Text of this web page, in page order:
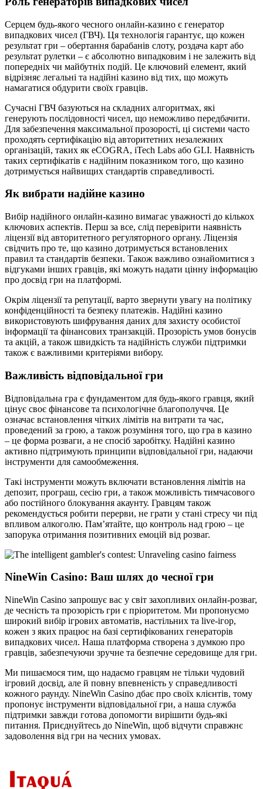
Серцем будь-якого чесного онлайн-казино є генератор
випадкових чисел (ГВЧ). Ця технологія гарантує, що кожен
результат гри – обертання барабанів слоту, роздача карт або
результат рулетки – є абсолютно випадковим і не залежить від
попередніх чи майбутніх подій. Це ключовий елемент, який
відрізняє легальні та надійні казино від тих, що можуть
намагатися обдурити своїх гравців.
Сучасні ГВЧ базуються на складних алгоритмах, які
генерують послідовності чисел, що неможливо передбачити.
Для забезпечення максимальної прозорості, ці системи часто
проходять сертифікацію від авторитетних незалежних
організацій, таких як eCOGRA, iTech Labs або GLI. Наявність
таких сертифікатів є надійним показником того, що казино
дотримується найвищих стандартів справедливості.
Як вибрати надійне казино
Вибір надійного онлайн-казино вимагає уважності до кількох
ключових аспектів. Перш за все, слід перевірити наявність
ліцензії від авторитетного регуляторного органу. Ліцензія
свідчить про те, що казино дотримується встановлених
правил та стандартів безпеки. Також важливо ознайомитися з
відгуками інших гравців, які можуть надати цінну інформацію
про досвід гри на платформі.
Окрім ліцензії та репутації, варто звернути увагу на політику
конфіденційності та безпеку платежів. Надійні казино
використовують шифрування даних для захисту особистої
інформації та фінансових транзакцій. Прозорість умов бонусів
та акцій, а також швидкість та надійність служби підтримки
також є важливими критеріями вибору.
Важливість відповідальної гри
Відповідальна гра є фундаментом для будь-якого гравця, який
цінує своє фінансове та психологічне благополуччя. Це
означає встановлення чітких лімітів на витрати та час,
проведений за грою, а також розуміння того, що гра в казино
– це форма розваги, а не спосіб заробітку. Надійні казино
активно підтримують принципи відповідальної гри, надаючи
інструменти для самообмеження.
Такі інструменти можуть включати встановлення лімітів на
депозит, програш, сесію гри, а також можливість тимчасового
або постійного блокування акаунту. Гравцям також
рекомендується робити перерви, не грати у стані стресу чи під
впливом алкоголю. Пам’ятайте, що контроль над грою – це
запорука отримання позитивних емоцій від розваг.
NineWin Casino: Ваш шлях до чесної гри
NineWin Casino запрошує вас у світ захопливих онлайн-розваг,
де чесність та прозорість гри є пріоритетом. Ми пропонуємо
широкий вибір ігрових автоматів, настільних та live-ігор,
кожен з яких працює на базі сертифікованих генераторів
випадкових чисел. Наша платформа створена з думкою про
гравців, забезпечуючи зручне та безпечне середовище для гри.
Ми пишаємося тим, що надаємо гравцям не тільки чудовий
ігровий досвід, але й повну впевненість у справедливості
кожного раунду. NineWin Casino дбає про своїх клієнтів, тому
пропонує інструменти відповідальної гри, а наша служба
підтримки завжди готова допомогти вирішити будь-які
питання. Приєднуйтесь до NineWin, щоб відчути справжнє
задоволення від гри на чесних умовах.